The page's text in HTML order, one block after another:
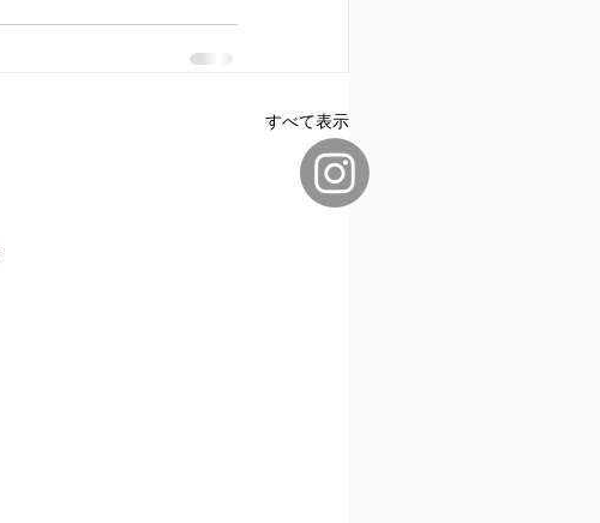
すべて表示